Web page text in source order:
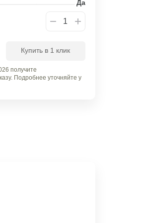
Да
Купить в 1 клик
получите
Подробнее уточняйте у